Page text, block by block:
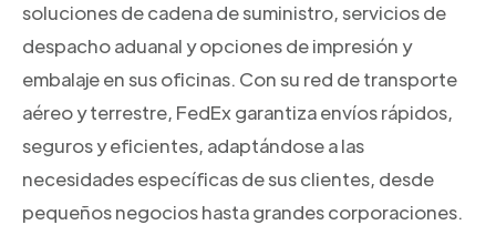
soluciones de cadena de suministro, servicios de
despacho aduanal y opciones de impresión y
embalaje en sus oficinas. Con su red de transporte
aéreo y terrestre, FedEx garantiza envíos rápidos,
seguros y eficientes, adaptándose a las
necesidades específicas de sus clientes, desde
pequeños negocios hasta grandes corporaciones.